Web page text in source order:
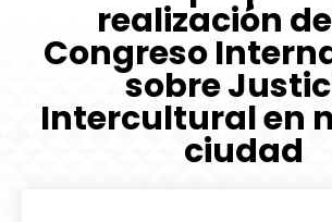
realización
Congreso
sobre
Intercultural en
ciudad